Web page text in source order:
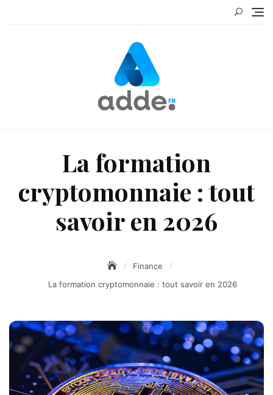
La formation
cryptomonnaie : tout
savoir en 2026
Finance
La formation cryptomonnaie : tout savoir en 2026